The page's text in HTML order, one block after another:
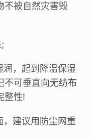
不被自然灾害毁
，起到降温保湿
不可垂直向无纺布
整性!
建议用防尘网重